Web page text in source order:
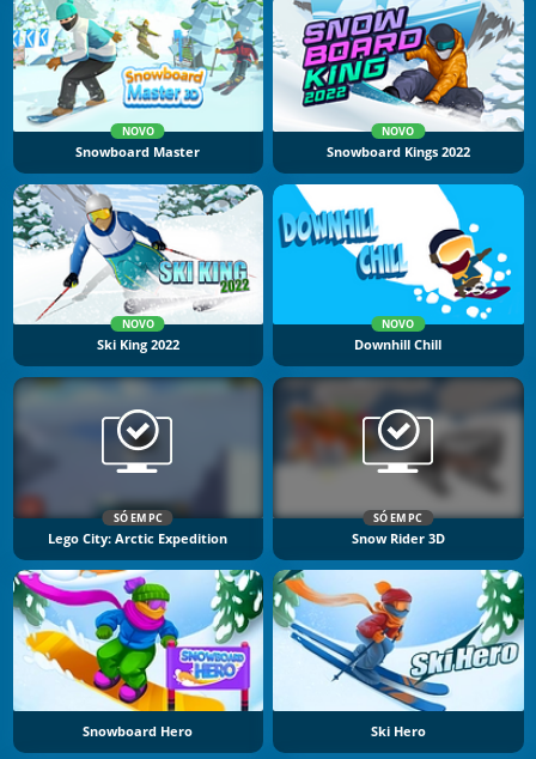
NOVO
Snowboard Master
NOVO
Snowboard Kings 2022
NOVO
Ski King 2022
NOVO
Downhill Chill
SÓ EM PC
Lego City: Arctic Expedition
SÓ EM PC
Snow Rider 3D
Snowboard Hero Ski Hero